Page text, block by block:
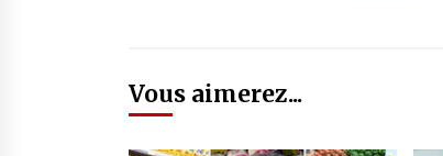
Vous aimerez...